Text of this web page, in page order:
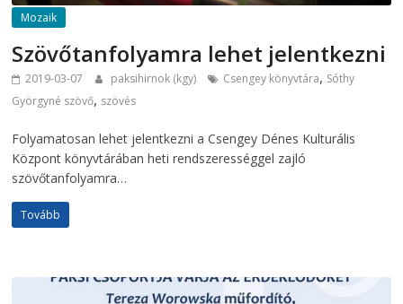
Mozaik
Szövőtanfolyamra lehet jelentkezni
2019-03-07 paksihirnok (kgy) Csengey könyvtára, Sóthy
Györgyné szövő, szövés
Folyamatosan lehet jelentkezni a Csengey Dénes Kulturális
Központ könyvtárában heti rendszerességgel zajló
szövőtanfolyamra…
Tovább